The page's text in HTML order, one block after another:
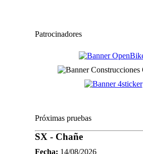
Patrocinadores
Próximas pruebas
SX - Chañe
Fecha: 14/08/2026